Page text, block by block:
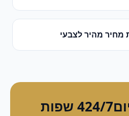
מחיר מהירלצבעי
24/74 שפות